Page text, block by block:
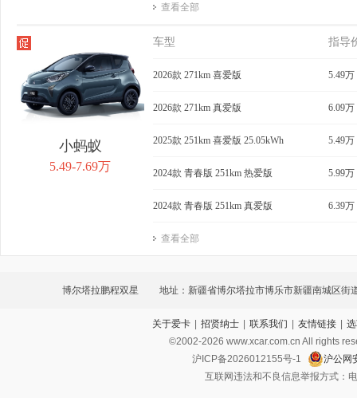
查看全部
小蚂蚁
5.49-7.69万
车型 指导
2026款 271km 喜爱版 5.49万
2026款 271km 真爱版 6.09万
2025款 251km 喜爱版 25.05kWh 5.49万
2024款 青春版 251km 热爱版 5.99万
2024款 青春版 251km 真爱版 6.39万
查看全部
博尔塔拉鹏程双星 地址：新疆省博尔塔拉市博乐市新疆南城区街
生活广场6号楼一层05-08 21-24号
关于爱卡 | 招贤纳士 | 联系我们 | 友情链接 |
©2002-2026 www.xcar.com.cn All rights
沪ICP备2026012155号-1
沪公网
互联网违法和不良信息举报方式：